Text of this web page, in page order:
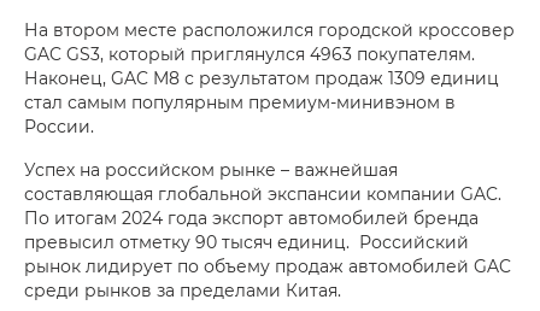
На втором месте расположился городской кроссовер
GAC GS3, который приглянулся 4963 покупателям.
Наконец, GAC M8 с результатом продаж 1309 единиц
стал самым популярным премиум-минивэном в
России.
Успех на российском рынке – важнейшая
составляющая глобальной экспансии компании GAC.
По итогам 2024 года экспорт автомобилей бренда
превысил отметку 90 тысяч единиц. Российский
рынок лидирует по объему продаж автомобилей GAC
среди рынков за пределами Китая.